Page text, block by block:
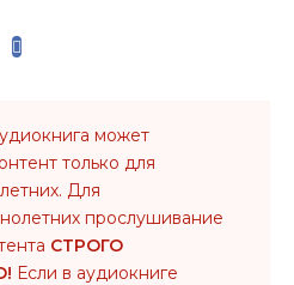
может
только для
Для
прослушивание
СТРОГО
Если в аудиокниге